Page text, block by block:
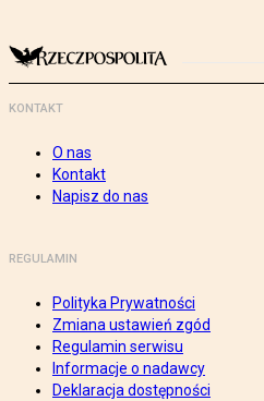
KONTAKT
O nas
Kontakt
Napisz do nas
REGULAMIN
Polityka Prywatności
Zmiana ustawień zgód
Regulamin serwisu
Informacje o nadawcy
Deklaracja dostępności